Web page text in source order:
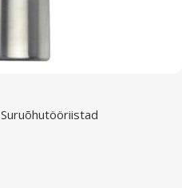
Suruõhutööriistad